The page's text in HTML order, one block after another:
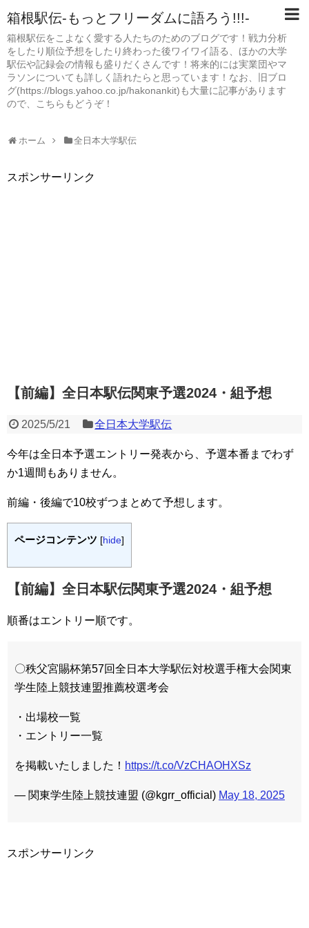
箱根駅伝-もっとフリーダムに語ろう!!!-
箱根駅伝をこよなく愛する人たちのためのブログです！戦力分析
をしたり順位予想をしたり終わった後ワイワイ語る、ほかの大学
駅伝や記録会の情報も盛りだくさんです！将来的には実業団やマ
ラソンについても詳しく語れたらと思っています！なお、旧ブロ
グ(https://blogs.yahoo.co.jp/hakonankit)も大量に記事があります
ので、こちらもどうぞ！
ホーム 全日本大学駅伝
スポンサーリンク
【前編】全日本駅伝関東予選2024・組予想
2025/5/21 全日本大学駅伝
今年は全日本予選エントリー発表から、予選本番までわず
か1週間もありません。
前編・後編で10校ずつまとめて予想します。
ページコンテンツ [hide]
【前編】全日本駅伝関東予選2024・組予想
順番はエントリー順です。
〇秩父宮賜杯第57回全日本大学駅伝対校選手権大会関東
学生陸上競技連盟推薦校選考会
・出場校一覧
・エントリー一覧
を掲載いたしました！ https://t.co/VzCHAOHXSz
— 関東学生陸上競技連盟 (@kgrr_official) May 18, 2025
スポンサーリンク